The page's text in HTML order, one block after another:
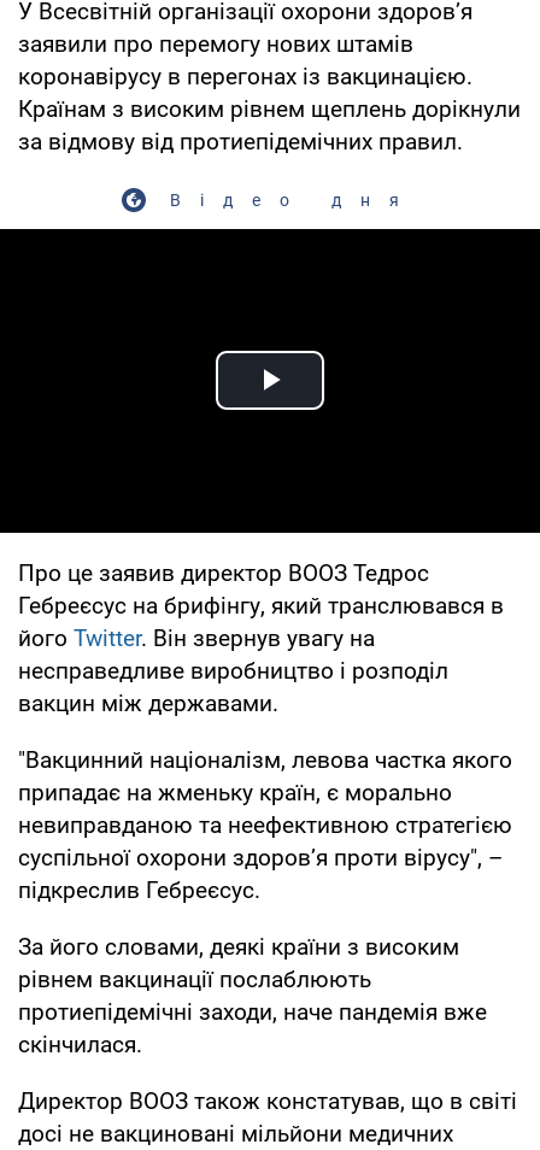
У Всесвітній організації охорони здоров’я
заявили про перемогу нових штамів
коронавірусу в перегонах із вакцинацією.
Країнам з високим рівнем щеплень дорікнули
за відмову від протиепідемічних правил.
Відео дня
Play Video
Про це заявив директор ВООЗ Тедрос
Гебреєсус на брифінгу, який транслювався в
його Twitter. Він звернув увагу на
несправедливе виробництво і розподіл
вакцин між державами.
"Вакцинний націоналізм, левова частка якого
припадає на жменьку країн, є морально
невиправданою та неефективною стратегією
суспільної охорони здоровʼя проти вірусу", –
підкреслив Гебреєсус.
За його словами, деякі країни з високим
рівнем вакцинації послаблюють
протиепідемічні заходи, наче пандемія вже
скінчилася.
Директор ВООЗ також констатував, що в світі
досі не вакциновані мільйони медичних